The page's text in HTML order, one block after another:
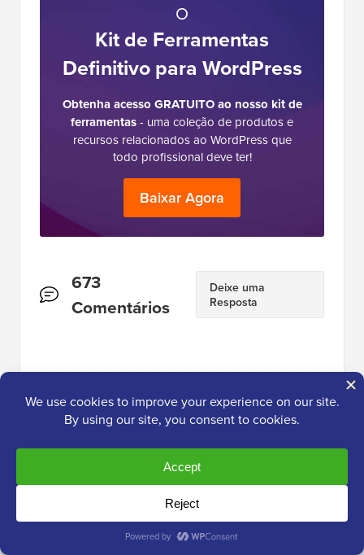
O
Kit de Ferramentas
Definitivo para WordPress
Obtenha acesso GRATUITO ao nosso kit de
ferramentas- uma coleção de produtos e
recursos relacionados ao WordPress que
todo profissional deve ter!
Baixar Agora
Interações
do
673
Comentários
Deixe uma
Resposta
19 de jan. de 2017 às 14:40
Obrigado, funcionou.